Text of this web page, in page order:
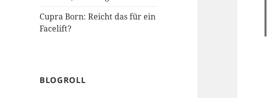
Cupra Born: Reicht das für ein
Facelift?
BLOGROLL